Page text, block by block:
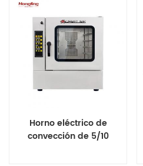
permiten hornear en diferentes
niveles al mismo tiempo,
adecuado para diferentes
necesidades, como hornear y
cocinar en horno. Tiene una
función de control de
que le permite configurar
requisitos de cocción de
diferentes alimentos.
Horno eléctrico de
convección de 5/10